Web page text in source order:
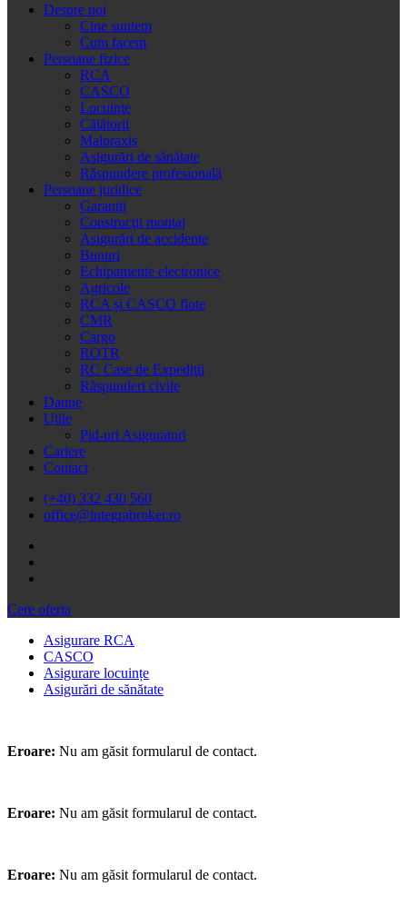
Despre noi
Cine suntem
Cum facem
Persoane fizice
RCA
CASCO
Locuinţe
Călătorii
Malpraxis
Asigurări de sănătate
Răspundere profesională
Persoane juridice
Garanţii
Construcţii montaj
Asigurări de accidente
Bunuri
Echipamente electronice
Agricole
RCA și CASCO flote
CMR
Cargo
ROTR
RC Case de Expediţii
Răspunderi civile
Daune
Utile
Pid-uri Asiguratori
Cariere
Contact
(+40) 332 430 560
office@integrabroker.ro
Cere oferta
Asigurare RCA
CASCO
Asigurare locuințe
Asigurări de sănătate
Eroare: Nu am găsit formularul de contact.
Eroare: Nu am găsit formularul de contact.
Eroare: Nu am găsit formularul de contact.